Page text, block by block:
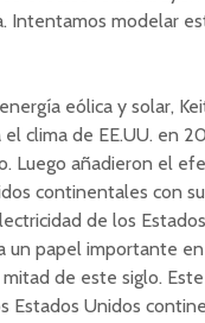
Intentamos modelar
eólica y solar,
clima de EE.UU. en
Luego añadieron el
continentales con
de los
un papel importante
de este siglo.
Estados Unidos